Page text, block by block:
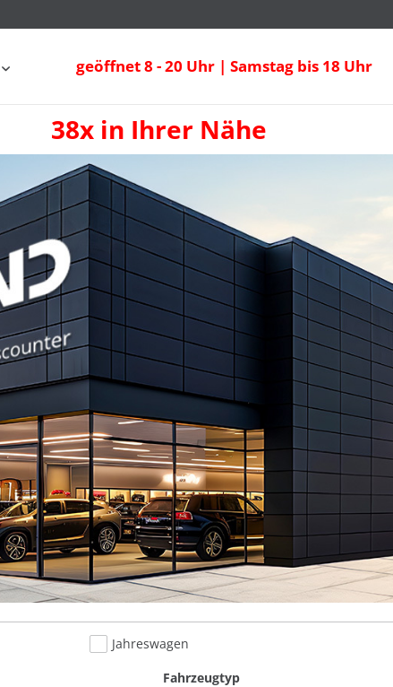
geöffnet 8 - 20 Uhr | Samstag bis 18 Uhr
38x in Ihrer Nähe
Jahreswagen
Fahrzeugtyp